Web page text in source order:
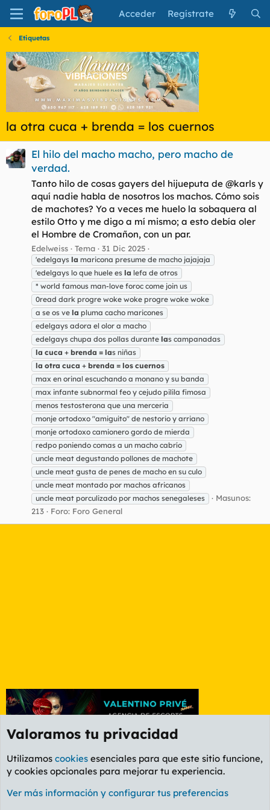
Acceder Regístrate
Etiquetas
la otra cuca + brenda = los cuernos
El hilo del macho macho, pero macho de
verdad.
Tanto hilo de cosas gayers del hijueputa de @karls y
aquí nadie habla de nosotros los machos. Cómo sois
de machotes? Yo a veces me huelo la sobaquera al
estilo Otto y me digo a mí mismo; a esto debía oler
el Hombre de Cromañon, con un par.
Edelweiss Tema 31 Dic 2025
'edelgays la maricona presume de macho jajajaja
'edelgays lo que huele es la lefa de otros
* world famous man-love foroc come join us
0read dark progre woke woke progre woke woke
a se os ve la pluma cacho maricones
edelgays adora el olor a macho
edelgays chupa dos pollas durante las campanadas
la cuca + brenda = las niñas
la otra cuca + brenda = los cuernos
max en orinal escuchando a monano y su banda
max infante subnormal feo y cejudo pilila fimosa
menos testosterona que una merceria
monje ortodoxo "amiguito" de nestorio y arriano
monje ortodoxo camionero gordo de mierda
redpo poniendo comas a un macho cabrío
uncle meat degustando pollones de machote
uncle meat gusta de penes de macho en su culo
uncle meat montado por machos africanos
uncle meat porculizado por machos senegaleses
Masunos:
213
Foro: Foro General
Etiquetas
Cookies
PL OLDSTYLE AMARILLO
Valoramos tu privacidad
Utilizamos cookies esenciales para que este sitio funcione,
y cookies opcionales para mejorar tu experiencia.
Ver más información y configurar tus preferencias